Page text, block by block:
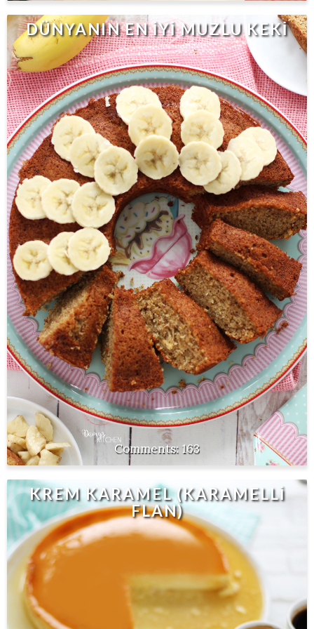
DÜNYANIN EN İYİ MUZLU KEKİ
163
KREM KARAMEL (KARAMELLİ
FLAN)